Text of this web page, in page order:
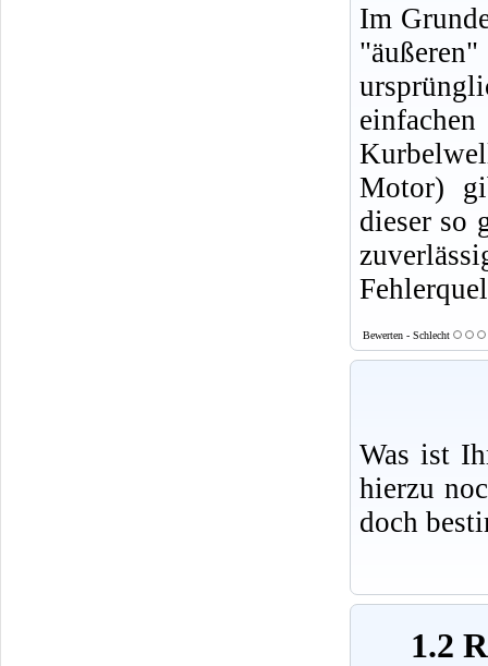
Im
Motor)
dieser so
Bewerten - Schlecht
Was ist
hierzu
doch
1.2